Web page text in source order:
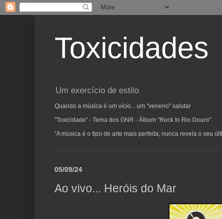
Toxicidades
Um exercício de estilo
Quando a música é um vício... um "veneno" salutar
"Toxicidade" - Tema dos GNR - Álbum "Rock In Rio Douro"
"A música é o tipo de arte mais perfeita; nunca revela o seu
05/09/24
Ao vivo... Heróis do Mar